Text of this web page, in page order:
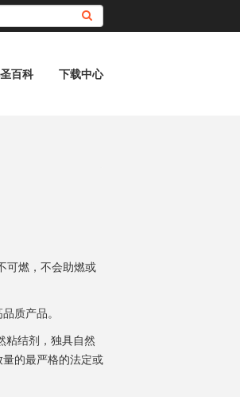
百科 下载中心
可燃，不会助燃或
质产品。
结剂，独具自然
的最严格的法定或